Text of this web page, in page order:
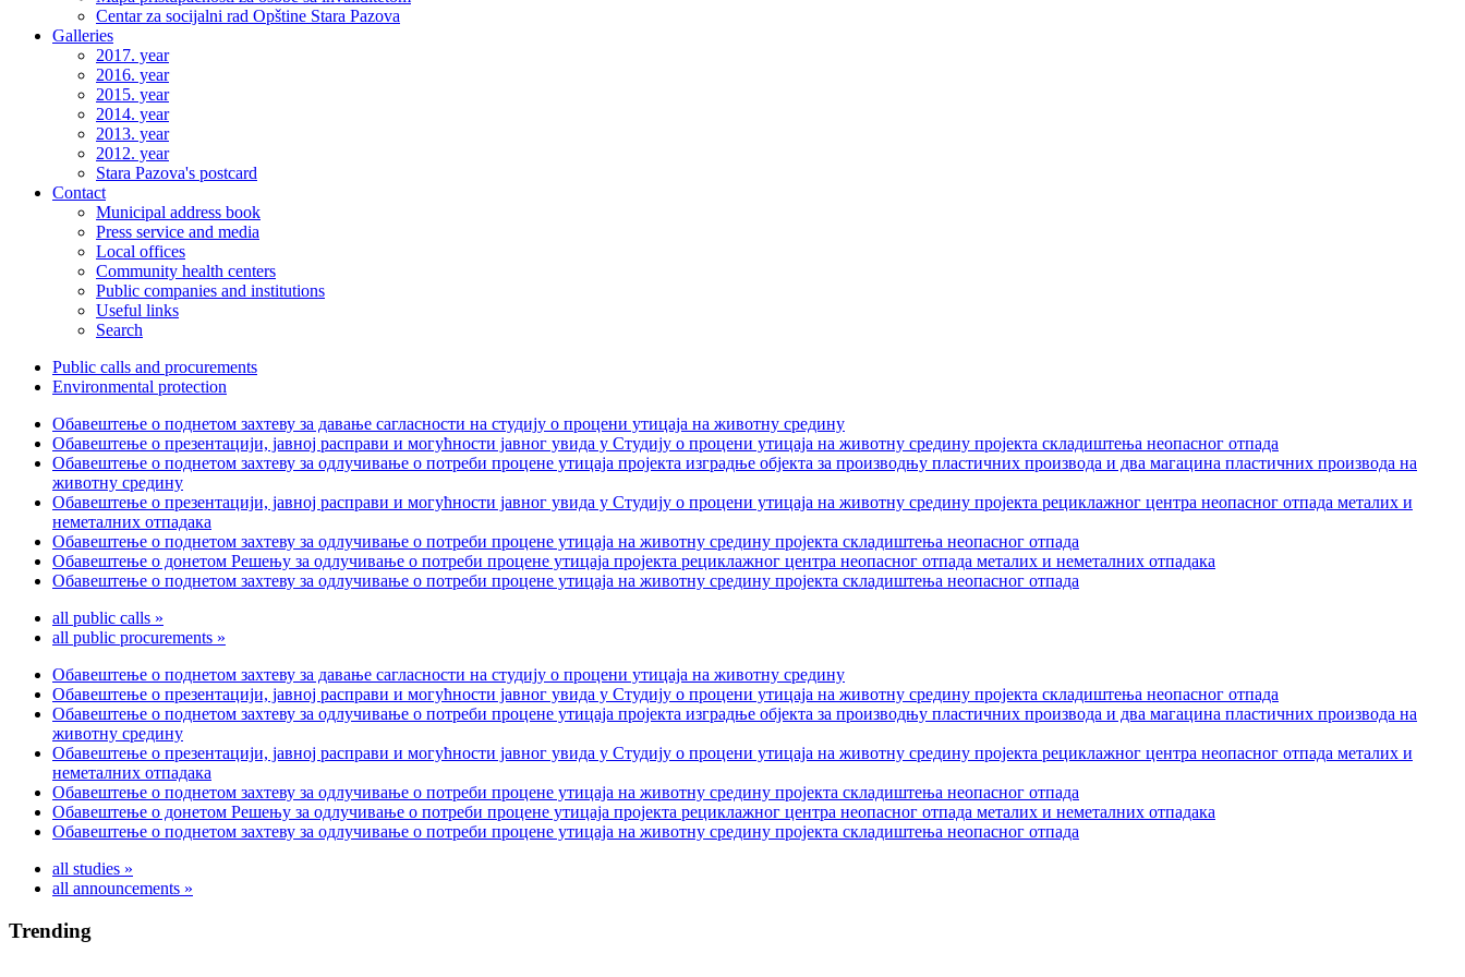
Centar za socijalni rad Opštine Stara Pazova
Galleries
2017. year
2016. year
2015. year
2014. year
2013. year
2012. year
Stara Pazova's postcard
Contact
Municipal address book
Press service and media
Local offices
Community health centers
Public companies and institutions
Useful links
Search
Public calls and procurements
Environmental protection
Обавештење о поднетом захтеву за давање сагласности на студију о процени утицаја на животну средину
Обавештење о презентацији, јавној расправи и могућности јавног увида у Студију о процени утицаја на животну средину пројекта складиштења неопасног отпада
Обавештење о поднетом захтеву за одлучивање о потреби процене утицаја пројекта изградње објекта за производњу пластичних производа и два магацина пластичних производа на
животну средину
Обавештење о презентацији, јавној расправи и могућности јавног увида у Студију о процени утицаја на животну средину пројекта рециклажног центра неопасног отпада металих и
неметалних отпадака
Обавештење о поднетом захтеву за одлучивање о потреби процене утицаја на животну средину пројекта складиштења неопасног отпада
Обавештење о донетом Решењу за одлучивање о потреби процене утицаја пројекта рециклажног центра неопасног отпада металих и неметалних отпадака
Обавештење о поднетом захтеву за одлучивање о потреби процене утицаја на животну средину пројекта складиштења неопасног отпада
all public calls »
all public procurements »
Обавештење о поднетом захтеву за давање сагласности на студију о процени утицаја на животну средину
Обавештење о презентацији, јавној расправи и могућности јавног увида у Студију о процени утицаја на животну средину пројекта складиштења неопасног отпада
Обавештење о поднетом захтеву за одлучивање о потреби процене утицаја пројекта изградње објекта за производњу пластичних производа и два магацина пластичних производа на
животну средину
Обавештење о презентацији, јавној расправи и могућности јавног увида у Студију о процени утицаја на животну средину пројекта рециклажног центра неопасног отпада металих и
неметалних отпадака
Обавештење о поднетом захтеву за одлучивање о потреби процене утицаја на животну средину пројекта складиштења неопасног отпада
Обавештење о донетом Решењу за одлучивање о потреби процене утицаја пројекта рециклажног центра неопасног отпада металих и неметалних отпадака
Обавештење о поднетом захтеву за одлучивање о потреби процене утицаја на животну средину пројекта складиштења неопасног отпада
all studies »
all announcements »
Trending